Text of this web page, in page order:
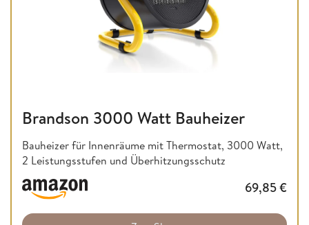
Brandson 3000 Watt Bauheizer
Bauheizer für Innenräume mit Thermostat, 3000 Watt,
2 Leistungsstufen und Überhitzungsschutz
69,85€